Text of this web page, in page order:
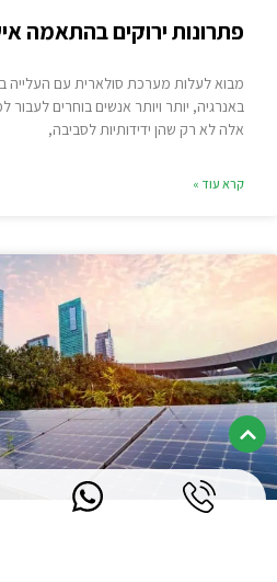
פתרונות ירוקים בהתאמה
מבוא לעלות מערכת סולארית עם העלייה
באנרגיה, יותר ויותר אנשים בוחרים
אלה לא רק שהן ידידותיות לסביבה,
קרא עוד »